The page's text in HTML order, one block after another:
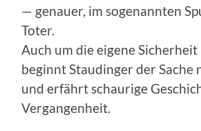
— genauer, im sogenannten
Toter.
Auch um die eigene Sicherheit
beginnt Staudinger der Sache
und erfährt schaurige
Vergangenheit.